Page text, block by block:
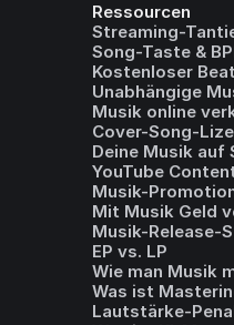
Ressourcen
Streaming-
Song-Taste &
Kostenloser
Unabhängige
Musik online
Cover-Song-
Deine Musik
YouTube
Musik-
Mit Musik Geld
Musik-Release-
EP vs. LP
Wie man Musik
Was ist
Lautstärke-